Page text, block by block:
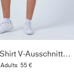
Tennis T-Shirt V-Ausschnitt Damen & Mädchen, weiß
Adults 55 €